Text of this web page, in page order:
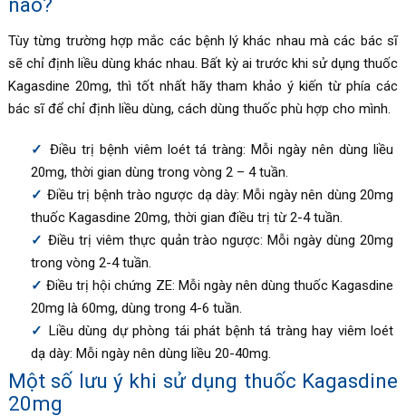
Tùy từng trường hợp mắc các bệnh lý khác nhau mà các bác sĩ
sẽ chỉ định liều dùng khác nhau. Bất kỳ ai trước khi sử dụng thuốc
Kagasdine 20mg, thì tốt nhất hãy tham khảo ý kiến từ phía các
bác sĩ để chỉ định liều dùng, cách dùng thuốc phù hợp cho mình.
Điều trị bệnh viêm loét tá tràng: Mỗi ngày nên dùng liều
20mg, thời gian dùng trong vòng 2 – 4 tuần.
Điều trị bệnh trào ngược dạ dày: Mỗi ngày nên dùng 20mg
thuốc Kagasdine 20mg, thời gian điều trị từ 2-4 tuần.
Điều trị viêm thực quản trào ngược: Mỗi ngày dùng 20mg
trong vòng 2-4 tuần.
Điều trị hội chứng ZE: Mỗi ngày nên dùng thuốc Kagasdine
20mg là 60mg, dùng trong 4-6 tuần.
Liều dùng dự phòng tái phát bệnh tá tràng hay viêm loét
dạ dày: Mỗi ngày nên dùng liều 20-40mg.
Một số lưu ý khi sử dụng thuốc Kagasdine
20mg